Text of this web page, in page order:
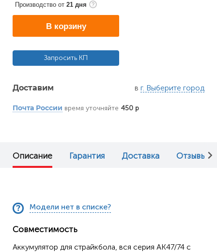
Производство от 21 дня
В корзину
Запросить КП
Доставим в г. Выберите город
Почта России время уточняйте 450 р
Описание Гарантия Доставка Отзывы (0)
Модели нет в списке?
Совместимость
Аккумулятор для страйкбола, вся серия АК47/74 с